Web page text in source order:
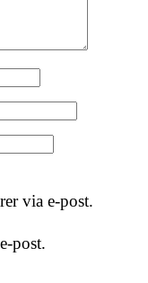
via e-post.
post.